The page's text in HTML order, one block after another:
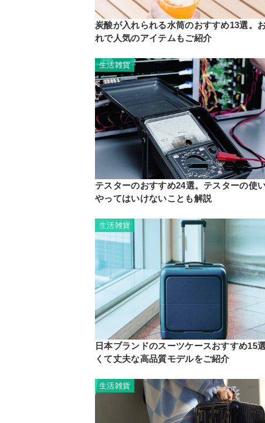
炭酸が入れられる水筒のおすすめ13選。
れで人気のアイテムもご紹介
生活雑貨
テスターのおすすめ24選。テスターの使
やってはいけないことも解説
生活雑貨
日本ブランドのスーツケースおすすめ15
くて丈夫な高品質モデルをご紹介
生活雑貨